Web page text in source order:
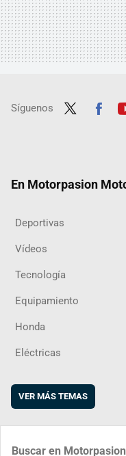
Síguenos
En Motorpasion
Deportivas
Vídeos
Tecnología
Equipamiento
Honda
Eléctricas
VER MÁS TEMAS